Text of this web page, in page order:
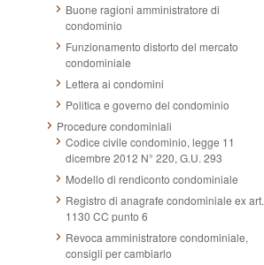
Buone ragioni amministratore di
condominio
Funzionamento distorto del mercato
condominiale
Lettera ai condomini
Politica e governo del condominio
Procedure condominiali
Codice civile condominio, legge 11
dicembre 2012 N° 220, G.U. 293
Modello di rendiconto condominiale
Registro di anagrafe condominiale ex art.
1130 CC punto 6
Revoca amministratore condominiale,
consigli per cambiarlo